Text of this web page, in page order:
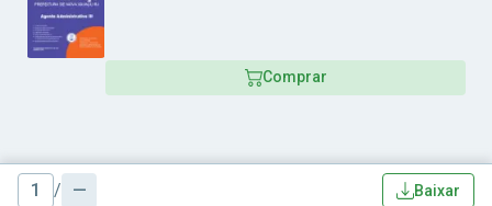
1 / — Baixar
Comprar